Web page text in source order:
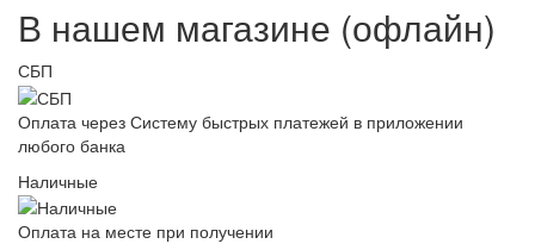
В нашем магазине (офлайн)
СБП
Оплата через Систему быстрых платежей в приложении
любого банка
Наличные
Оплата на месте при получении